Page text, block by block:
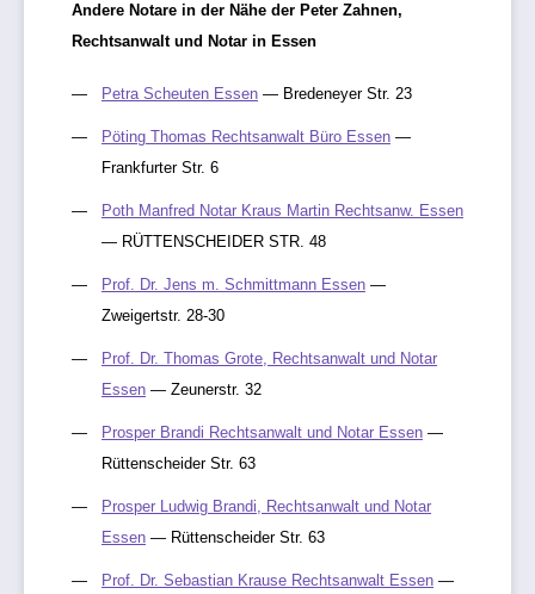
Andere Notare in der Nähe der Peter Zahnen,
Rechtsanwalt und Notar in Essen
Petra Scheuten Essen — Bredeneyer Str. 23
Pöting Thomas Rechtsanwalt Büro Essen —
Frankfurter Str. 6
Poth Manfred Notar Kraus Martin Rechtsanw. Essen
— RÜTTENSCHEIDER STR. 48
Prof. Dr. Jens m. Schmittmann Essen —
Zweigertstr. 28-30
Prof. Dr. Thomas Grote, Rechtsanwalt und Notar
Essen — Zeunerstr. 32
Prosper Brandi Rechtsanwalt und Notar Essen —
Rüttenscheider Str. 63
Prosper Ludwig Brandi, Rechtsanwalt und Notar
Essen — Rüttenscheider Str. 63
Prof. Dr. Sebastian Krause Rechtsanwalt Essen —